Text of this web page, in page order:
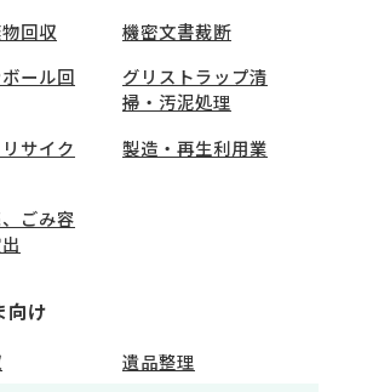
回収
機密文書裁断
ール回
グリストラップ清
掃・汚泥処理
サイク
製造・再生利用業
ごみ容
向け
遺品整理